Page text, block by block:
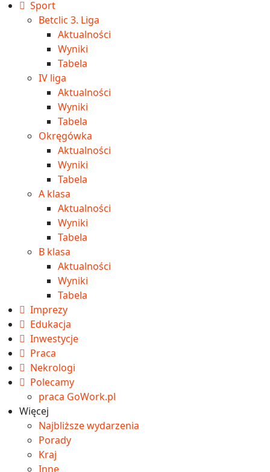
Sport
Betclic 3. Liga
Aktualności
Wyniki
Tabela
IV liga
Aktualności
Wyniki
Tabela
Okręgówka
Aktualności
Wyniki
Tabela
A klasa
Aktualności
Wyniki
Tabela
B klasa
Aktualności
Wyniki
Tabela
Imprezy
Edukacja
Inwestycje
Praca
Nekrologi
Polecamy
praca GoWork.pl
Więcej
Najbliższe wydarzenia
Porady
Kraj
Inne